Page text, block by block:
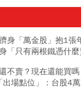
身「萬金股」抱1張
「只有兩根鐵憑什麼
不賣？現在還能買
場點位」：台股4